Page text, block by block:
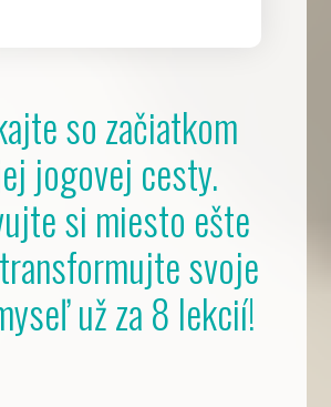
so začiatkom
jogovej cesty.
si miesto ešte
svoje
už za 8 lekcií!